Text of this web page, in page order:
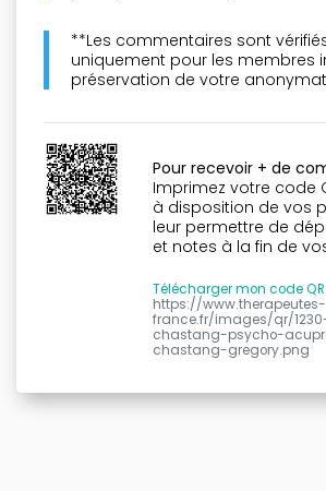
**Les commentaires sont
uniquement pour les membres
préservation de votre
Pour recevoir + de
Imprimez votre code
à disposition de vos
leur permettre de
et notes à la fin de
Télécharger mon code QR
https://www.therapeutes-
france.fr/images/qr/
chastang-psycho-
chastang-gregory.png